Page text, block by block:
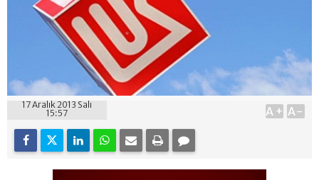
17 Aralık 2013 Salı
15:57
A+ A-